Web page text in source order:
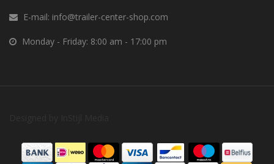
E-mail: info@trailer-center-shop.com
Monday - Friday: 8:00 am - 17:00 pm